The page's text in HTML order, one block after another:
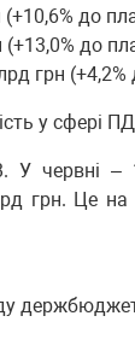
до
до
грн (+4,2%
у сфері
У червні
грн. Це на